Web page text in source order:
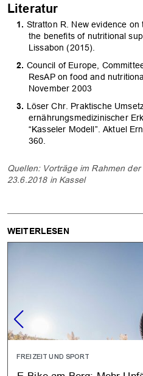
Literatur
Stratton R. New evidence
the benefits of nutritional
Lissabon (2015).
Council of Europe,
ResAP on food and
November 2003
Löser Chr. Praktische
ernährungsmedizinischer
“Kasseler Modell”. Aktuel
360.
Quellen: Vorträge im Rahmen
23.6.2018 in Kassel
WEITERLESEN
FREIZEIT UND SPORT